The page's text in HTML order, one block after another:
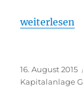
„Ist Gold
weiterlesen
Veröffentlicht
am
16. August 2015
Kapitalanlage